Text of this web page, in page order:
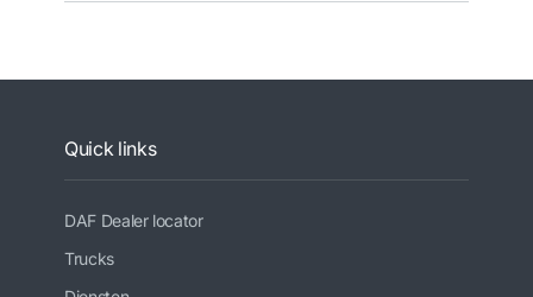
Quick links
DAF Dealer locator
Trucks